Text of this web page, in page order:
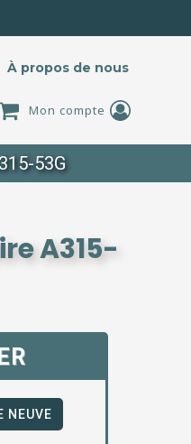
À propos de nous
Mon compte
53G
A315-
NEUVE